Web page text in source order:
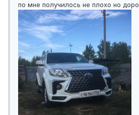
по мне получилось не плохо но